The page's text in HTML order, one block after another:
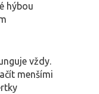
hýbou
vždy.
menšími